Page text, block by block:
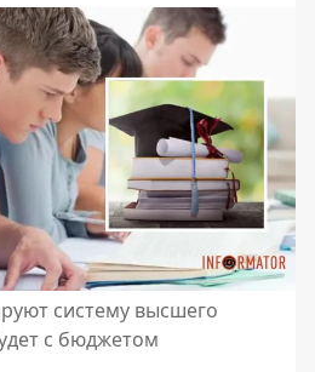
систему высшего
с бюджетом